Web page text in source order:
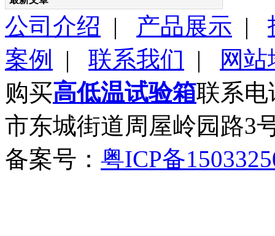
公司介绍 | 产品展示 |
案例
| 联系我们 |
网
购买高低温试验箱联系电
市东城街道周屋岭园路3
备案号： 粤ICP备